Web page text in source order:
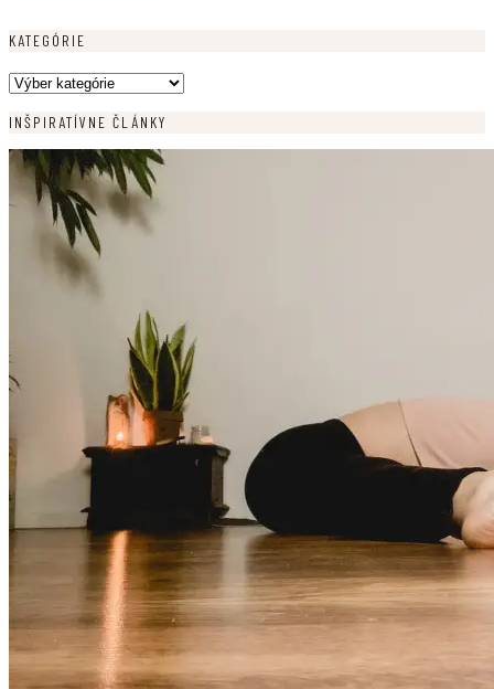
KATEGÓRIE
Kategórie
INŠPIRATÍVNE ČLÁNKY